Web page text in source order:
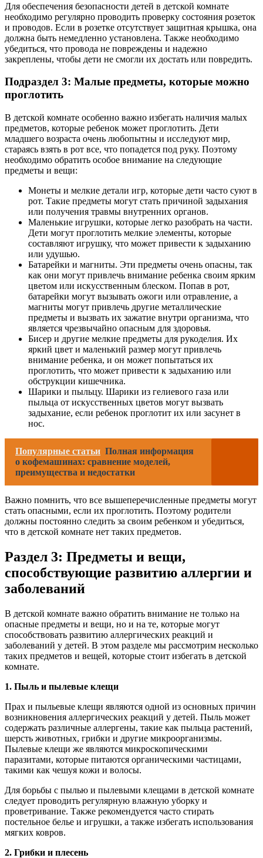
Для обеспечения безопасности детей в детской комнате
необходимо регулярно проводить проверку состояния розеток
и проводов. Если в розетке отсутствует защитная крышка, она
должна быть немедленно установлена. Также необходимо
убедиться, что провода не повреждены и надежно
закреплены, чтобы дети не смогли их достать или повредить.
Подраздел 3: Малые предметы, которые можно
проглотить
В детской комнате особенно важно избегать наличия малых
предметов, которые ребенок может проглотить. Дети
младшего возраста очень любопытны и исследуют мир,
стараясь взять в рот все, что попадется под руку. Поэтому
необходимо обратить особое внимание на следующие
предметы и вещи:
Монеты и мелкие детали игр, которые дети часто суют в
рот. Такие предметы могут стать причиной задыхания
или получения травмы внутренних органов.
Маленькие игрушки, которые легко разобрать на части.
Дети могут проглотить мелкие элементы, которые
составляют игрушку, что может привести к задыханию
или удушью.
Батарейки и магниты. Эти предметы очень опасны, так
как они могут привлечь внимание ребенка своим ярким
цветом или искусственным блеском. Попав в рот,
батарейки могут вызывать ожоги или отравление, а
магниты могут привлечь другие металлические
предметы и вызвать их зажатие внутри организма, что
является чрезвычайно опасным для здоровья.
Бисер и другие мелкие предметы для рукоделия. Их
яркий цвет и маленький размер могут привлечь
внимание ребенка, и он может попытаться их
проглотить, что может привести к задыханию или
обструкции кишечника.
Шарики и пыльцу. Шарики из гелиевого газа или
пыльца от искусственных цветов могут вызвать
задыхание, если ребенок проглотит их или засунет в
нос.
Популярные статьи Полная информация
о кофемашинах: сравнение моделей,
преимущества и недостатки
Важно помнить, что все вышеперечисленные предметы могут
стать опасными, если их проглотить. Поэтому родители
должны постоянно следить за своим ребенком и убедиться,
что в детской комнате нет таких предметов.
Раздел 3: Предметы и вещи,
способствующие развитию аллергии и
заболеваний
В детской комнате важно обратить внимание не только на
опасные предметы и вещи, но и на те, которые могут
способствовать развитию аллергических реакций и
заболеваний у детей. В этом разделе мы рассмотрим несколько
таких предметов и вещей, которые стоит избегать в детской
комнате.
1. Пыль и пылевые клещи
Прах и пыльевые клещи являются одной из основных причин
возникновения аллергических реакций у детей. Пыль может
содержать различные аллергены, такие как пыльца растений,
шерсть животных, грибки и другие микроорганизмы.
Пылевые клещи же являются микроскопическими
паразитами, которые питаются органическими частицами,
такими как чешуя кожи и волосы.
Для борьбы с пылью и пылевыми клещами в детской комнате
следует проводить регулярную влажную уборку и
проветривание. Также рекомендуется часто стирать
постельное белье и игрушки, а также избегать использования
мягких ковров.
2. Грибки и плесень